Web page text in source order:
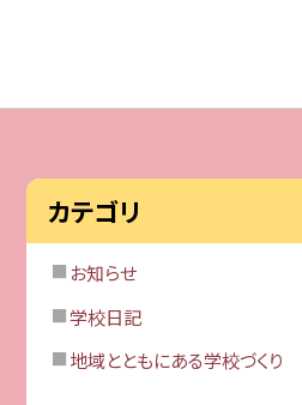
カテゴリ
お知らせ
学校日記
地域とともにある学校づくり